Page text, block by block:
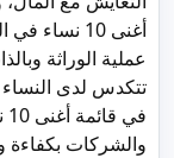
أغنى 10
عملية الوراثة
تتكدس لدى النساء
والشركات بكفاءة